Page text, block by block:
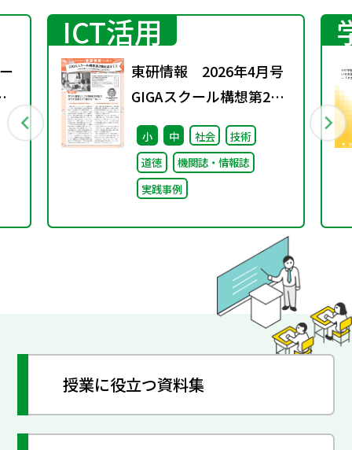
ICT活用
東研情報 2026年4月号
GIGAスクール構想第2期
を迎えて ③
小 中 社会
技術
道徳
機関誌・情報誌
実践事例
授業に役立つ資料集